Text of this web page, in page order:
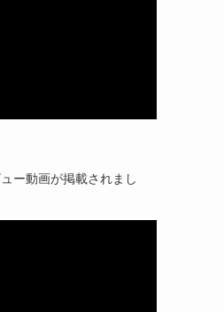
ー動画が掲載されまし